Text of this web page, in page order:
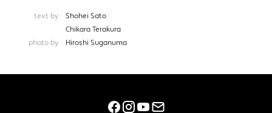
text by
Shohei Sato
Chikara Terakura
photo by
Hiroshi Suganuma